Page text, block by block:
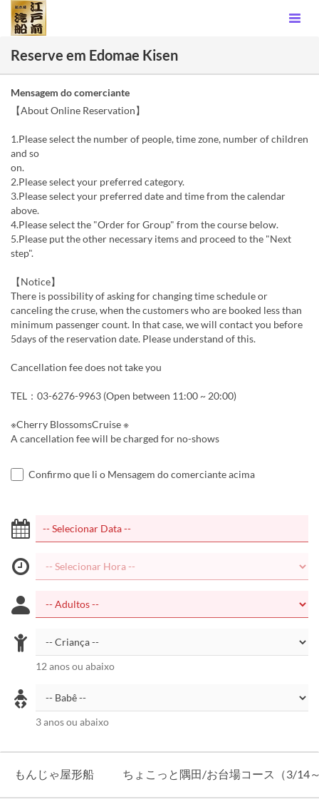
Reserve em Edomae Kisen
Mensagem do comerciante
【About Online Reservation】
1.Please select the number of people, time zone, number of children
and so
on.
2.Please select your preferred category.
3.Please select your preferred date and time from the calendar
above.
4.Please select the "Order for Group" from the course below.
5.Please put the other necessary items and proceed to the "Next
step".
【Notice】
There is possibility of asking for changing time schedule or
canceling the cruse, when the customers who are booked less than
minimum passenger count. In that case, we will contact you before
5days of the reservation date. Please understand of this.
Cancellation fee does not take you
TEL：03-6276-9963 (Open between 11:00 ~ 20:00)
※Cherry BlossomsCruise ※
A cancellation fee will be charged for no-shows
Confirmo que li o Mensagem do comerciante acima
12 anos ou abaixo
3 anos ou abaixo
もんじゃ屋形船 ちょこっと隅田/お台場コース（3/14